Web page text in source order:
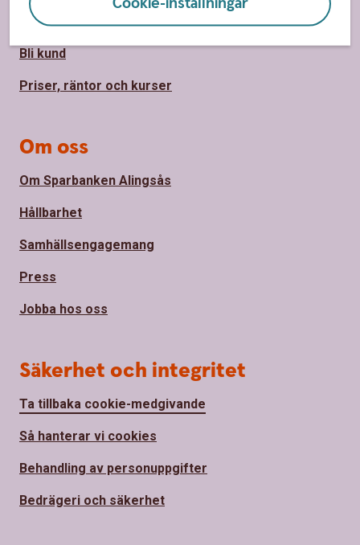
Hitta bankkontor
Bli kund
Priser, räntor och kurser
Om oss
Om Sparbanken Alingsås
Hållbarhet
Samhällsengagemang
Press
Jobba hos oss
Säkerhet och integritet
Ta tillbaka cookie-medgivande
Så hanterar vi cookies
Behandling av personuppgifter
Bedrägeri och säkerhet